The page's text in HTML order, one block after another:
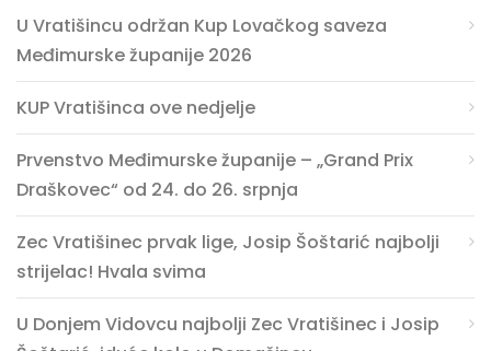
U Vratišincu održan Kup Lovačkog saveza
Međimurske županije 2026
KUP Vratišinca ove nedjelje
Prvenstvo Međimurske županije – „Grand Prix
Draškovec“ od 24. do 26. srpnja
Zec Vratišinec prvak lige, Josip Šoštarić najbolji
strijelac! Hvala svima
U Donjem Vidovcu najbolji Zec Vratišinec i Josip